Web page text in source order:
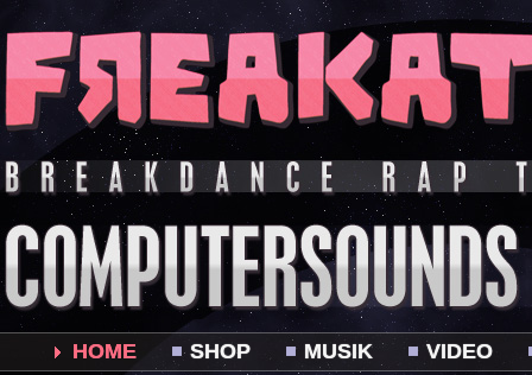
HOME SHOP MUSIK VIDEO